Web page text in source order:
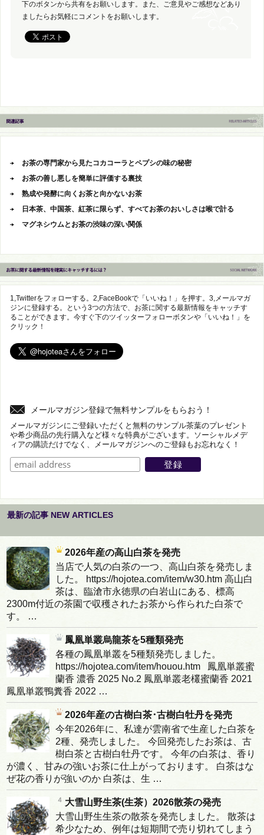
下のボタンから共有をお願いします。また、ご意見やご感想などあり
ましたらお気軽にコメントをお願いします。
お茶の専門家から見たコカコーラとペプシの味の秘密
お茶の善し悪しを簡単に評価する裏技
熟成や発酵に向くお茶と向かないお茶
日本茶、中国茶、紅茶に限らず、すべてお茶のおいしさは喉で計る
マグネシウムとお茶の渋味の深い関係
1,Twitterをフォローする。2,FaceBookで「いいね！」を押す。3,メールマガ
ジンに登録する。という3つの方法で、お茶に関する最新情報をキャッチす
ることができます。今すぐ下のツイッターフォローボタンや「いいね！」を
クリック！
メールマガジン登録で無料サンプルをもらおう！
メールマガジンにご登録いただくと無料のサンプル茶葉のプレゼント
や希少商品の先行購入など様々な特典がございます。ソーシャルメデ
ィアの購読だけでなく、メールマガジンへのご登録もお忘れなく！
最新の記事 NEW ARTICLES
2026年産の高山白茶を発売
当店で人気の白茶の一つ、高山白茶を発売しま
した。 https://hojotea.com/item/w30.htm 高山白
茶は、臨滄市永徳県の白岩山にある、標高
2300m付近の茶園で収穫されたお茶から作られた白茶で
す。 …
鳳凰単叢烏龍茶を5種類発売
各種の鳳凰単叢を5種類発売しました。
https://hojotea.com/item/houou.htm 鳳凰単叢蜜
蘭香 濃香 2025 No.2 鳳凰単叢老欉蜜蘭香 2021
鳳凰単叢鴨糞香 2022 …
2026年産の古樹白茶･古樹白牡丹を発売
今年2026年に、私達が雲南省で生産した白茶を
2種、発売しました。 今回発売したお茶は、古
樹白茶と古樹白牡丹です。 今年の白茶は、香り
が濃く、甘みの強いお茶に仕上がっております。 白茶はな
ぜ花の香りが強いのか 白茶は、生 …
大雪山野生茶(生茶）2026散茶の発売
大雪山野生生茶の散茶を発売しました。 散茶は
希少なため、例年は短期間で売り切れてしまう